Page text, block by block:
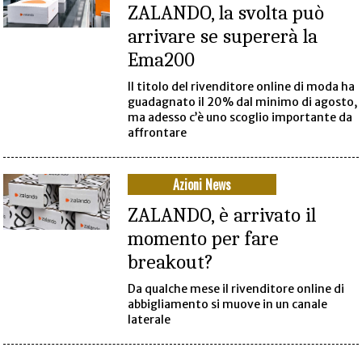
ZALANDO, la svolta può
arrivare se supererà la
Ema200
Il titolo del rivenditore online di moda ha
guadagnato il 20% dal minimo di agosto,
ma adesso c’è uno scoglio importante da
affrontare
Azioni News
ZALANDO, è arrivato il
momento per fare
breakout?
Da qualche mese il rivenditore online di
abbigliamento si muove in un canale
laterale